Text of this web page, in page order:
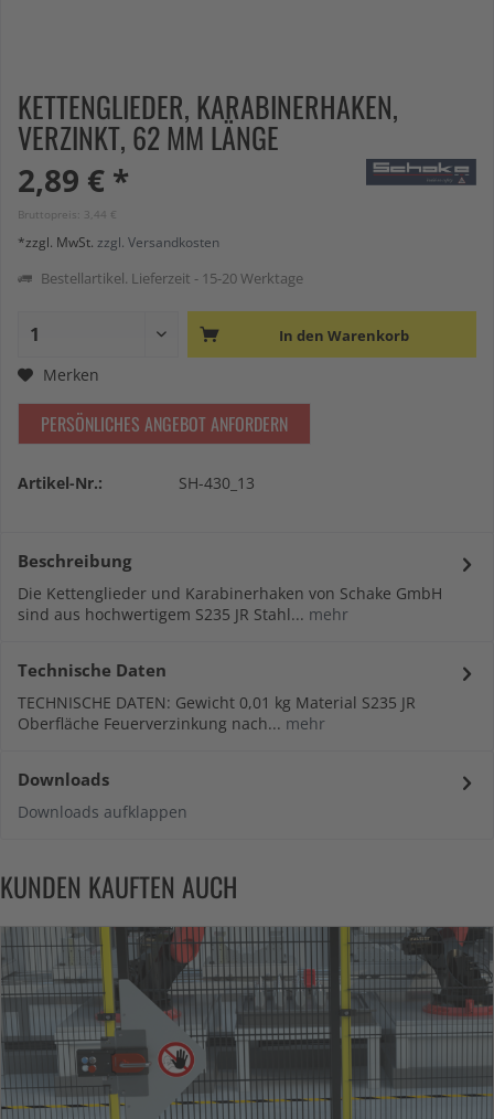
KETTENGLIEDER, KARABINERHAKEN,
VERZINKT, 62 MM LÄNGE
2,89 € *
Bruttopreis: 3,44 €
*zzgl. MwSt. zzgl. Versandkosten
Bestellartikel. Lieferzeit - 15-20 Werktage
In den Warenkorb
Merken
PERSÖNLICHES ANGEBOT ANFORDERN
Artikel-Nr.: SH-430_13
Beschreibung
Die Kettenglieder und Karabinerhaken von Schake GmbH
sind aus hochwertigem S235 JR Stahl... mehr
Technische Daten
TECHNISCHE DATEN: Gewicht 0,01 kg Material S235 JR
Oberfläche Feuerverzinkung nach... mehr
Downloads
Downloads aufklappen
KUNDEN KAUFTEN AUCH